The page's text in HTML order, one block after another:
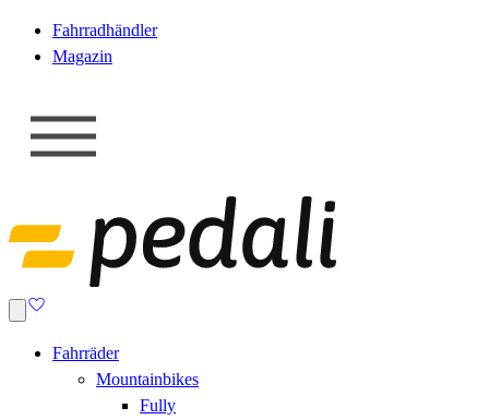
Fahrradhändler
Magazin
Fahrräder
Mountainbikes
Fully